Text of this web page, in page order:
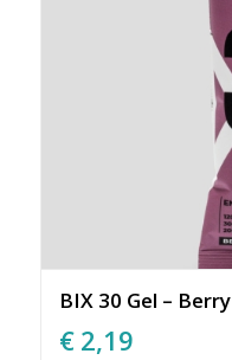
BIX 30 Gel – Berry
€ 2,19